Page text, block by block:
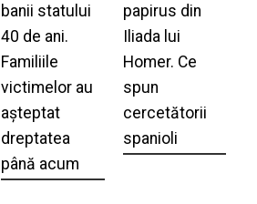
banii statului
40 de ani.
Familiile
victimelor au
așteptat
dreptatea
până acum
papirus din
Iliada lui
Homer. Ce
spun
cercetătorii
spanioli